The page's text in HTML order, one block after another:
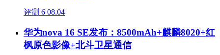
评测 6 08.04
华为nova 16 SE发布：8500mAh+麒麟8020+红
枫原色影像+北斗卫星通信